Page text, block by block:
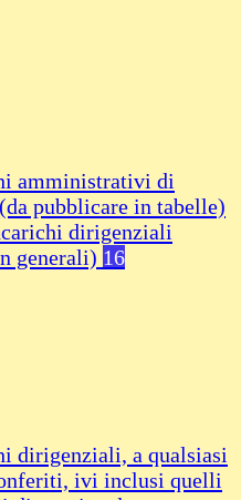
amministrativi di
pubblicare in tabelle)
dirigenziali
generali) 16
dirigenziali, a qualsiasi
ivi inclusi quelli